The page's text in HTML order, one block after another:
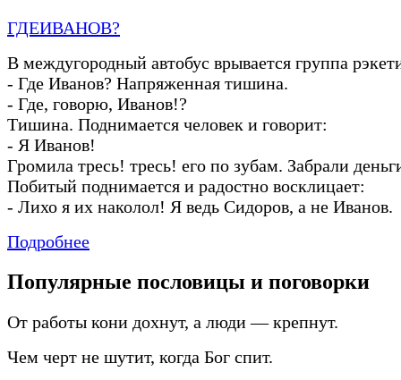
ГДЕИВАНОВ?
В междугородный автобус врывается группа
- Где Иванов? Напряженная тишина.
- Где, говорю, Иванов!?
Тишина. Поднимается человек и говорит:
- Я Иванов!
Громила тресь! тресь! его по зубам. Забрали
Побитый поднимается и радостно восклицает:
- Лихо я их наколол! Я ведь Сидоров, а не Иванов.
Подробнее
Популярные пословицы и поговорки
От работы кони дохнут, а люди — крепнут.
Чем черт не шутит, когда Бог спит.